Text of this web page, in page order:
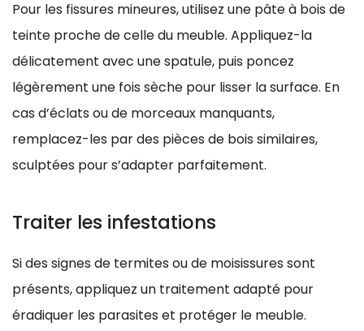
Pour les fissures mineures, utilisez une pâte à bois de
teinte proche de celle du meuble. Appliquez-la
délicatement avec une spatule, puis poncez
légèrement une fois sèche pour lisser la surface. En
cas d’éclats ou de morceaux manquants,
remplacez-les par des pièces de bois similaires,
sculptées pour s’adapter parfaitement.
Traiter les infestations
Si des signes de termites ou de moisissures sont
présents, appliquez un traitement adapté pour
éradiquer les parasites et protéger le meuble.